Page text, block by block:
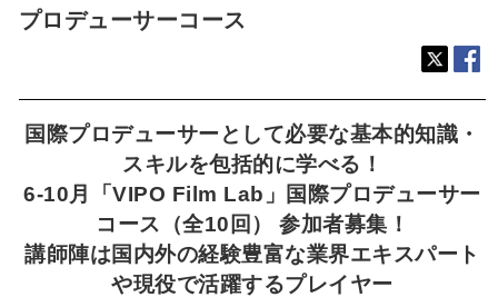
プロデューサーコース
国際プロデューサーとして必要な基本的知識・
スキルを包括的に学べる！
6-10月「VIPO Film Lab」国際プロデューサー
コース（全10回） 参加者募集！
講師陣は国内外の経験豊富な業界エキスパート
や現役で活躍するプレイヤー